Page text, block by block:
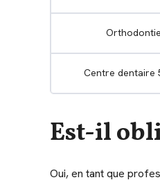
Orthodontie
Centre dentaire
Est-il
Oui, en tant que